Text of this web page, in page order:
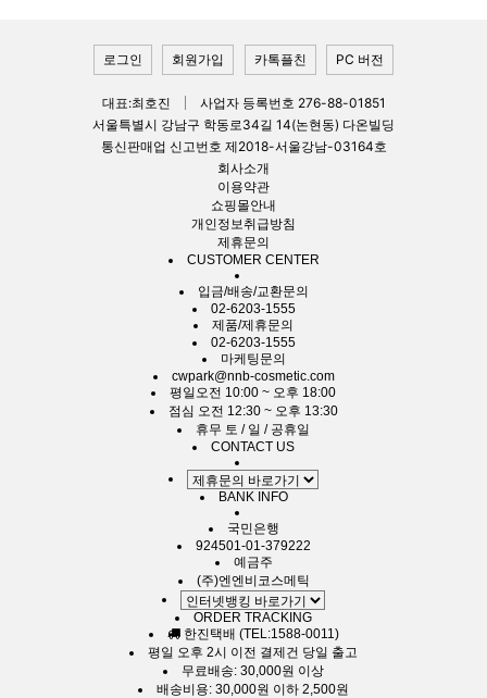
로그인 회원가입 카톡플친 PC 버전
대표:최호진
사업자 등록번호 276-88-01851
서울특별시 강남구 학동로34길 14(논현동) 다온빌딩
통신판매업 신고번호 제2018-서울강남-03164호
회사소개
이용약관
쇼핑몰안내
개인정보취급방침
제휴문의
CUSTOMER CENTER
입금/배송/교환문의
02-6203-1555
제품/제휴문의
02-6203-1555
마케팅문의
cwpark@nnb-cosmetic.com
평일 오전 10:00 ~ 오후 18:00
점심 오전 12:30 ~ 오후 13:30
휴무 토 / 일 / 공휴일
CONTACT US
BANK INFO
국민은행
924501-01-379222
예금주
(주)엔엔비코스메틱
ORDER TRACKING
한진택배 (TEL:1588-0011)
평일 오후 2시 이전 결제건 당일 출고
무료배송: 30,000원 이상
배송비용: 30,000원 이하 2,500원